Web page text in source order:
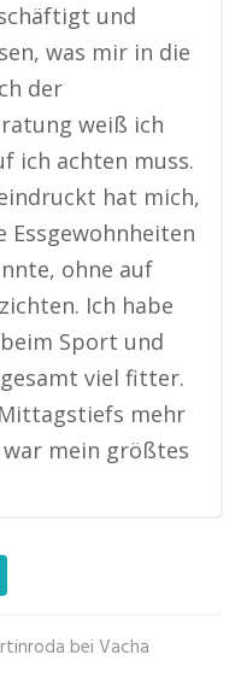
und
was mir in die
der
weiß ich
ich achten muss.
hat mich,
Essgewohnheiten
ohne auf
Ich habe
Sport und
viel fitter.
mehr
mein größtes
bei Vacha